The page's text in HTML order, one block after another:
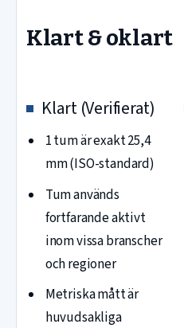
Klart & oklart
Klart (Verifierat)
1 tum är exakt 25,4
mm (ISO-standard)
Tum används
fortfarande aktivt
inom vissa branscher
och regioner
Metriska mått är
huvudsakliga